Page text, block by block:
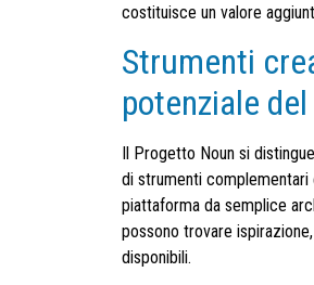
costituisce un valore
Strumenti
potenziale
Il Progetto Noun si
di strumenti complementari
piattaforma da semplice
possono trovare
disponibili.